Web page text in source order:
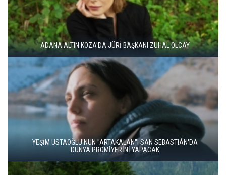
ADANA ALTIN KOZA'DA JÜRİ BAŞKANI ZUHAL OLCAY
YEŞİM USTAOĞLU'NUN "ARTAKALAN"I SAN SEBASTIÁN'DA
DÜNYA PRÖMİYERİNİ YAPACAK